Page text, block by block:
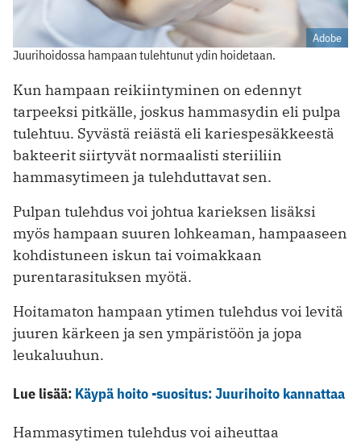
Adobe
Juurihoidossa hampaan tulehtunut ydin hoidetaan.
Kun hampaan reikiintyminen on edennyt
tarpeeksi pitkälle, joskus hammasydin eli pulpa
tulehtuu. Syvästä reiästä eli kariespesäkkeestä
bakteerit siirtyvät normaalisti steriiliin
hammasytimeen ja tulehduttavat sen.
Pulpan tulehdus voi johtua karieksen lisäksi
myös hampaan suuren lohkeaman, hampaaseen
kohdistuneen iskun tai voimakkaan
purentarasituksen myötä.
Hoitamaton hampaan ytimen tulehdus voi levitä
juuren kärkeen ja sen ympäristöön ja jopa
leukaluuhun.
Lue lisää: Käypä hoito -suositus: Juurihoito kannattaa
Hammasytimen tulehdus voi aiheuttaa